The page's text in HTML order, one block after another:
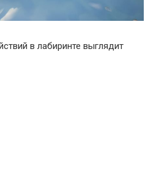
в лабиринте выглядит